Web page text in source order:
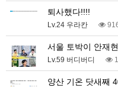
퇴사했다!!!!
Lv.24 우라칸
서울 토박이 안재
Lv.59 버디버디
양산 기온 닷새째